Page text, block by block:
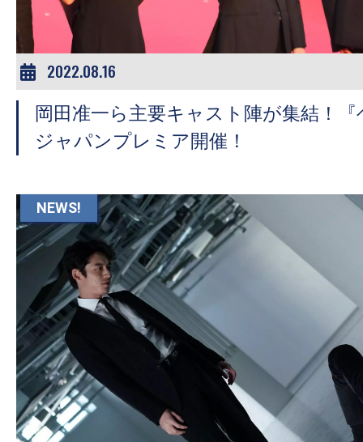
2022.08.16
岡田准一ら主要キャスト陣が集結！
ジャパンプレミア開催！
NEWS!